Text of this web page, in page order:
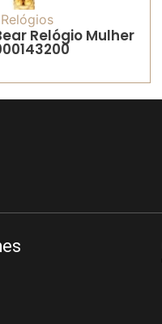
Relógios
Relógio Mulher